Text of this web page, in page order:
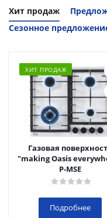
Хит продаж
Сезонное
ХИТ ПРОДАЖ
Газовая
"making Oasis
P-MSE
Подробнее